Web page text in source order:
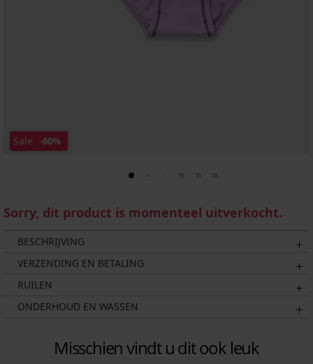
Sale -60%
Sorry, dit product is momenteel uitverkocht.
BESCHRIJVING
VERZENDING EN BETALING
RUILEN
ONDERHOUD EN WASSEN
Misschien vindt u dit ook leuk